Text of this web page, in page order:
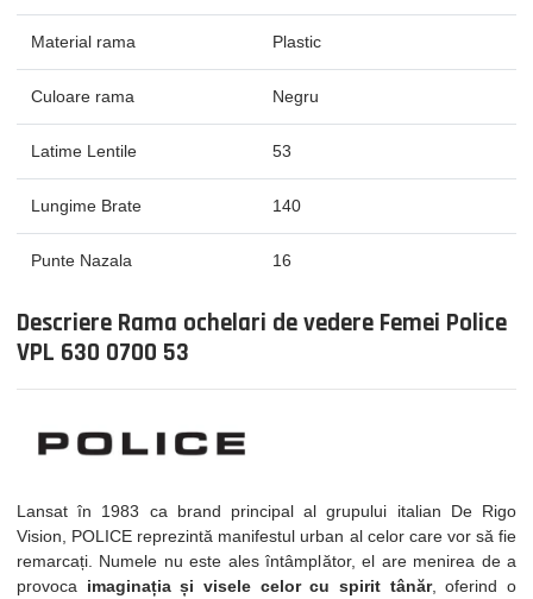
Material rama Plastic
Culoare rama Negru
Latime Lentile 53
Lungime Brate 140
Punte Nazala 16
Descriere Rama ochelari de vedere Femei Police
VPL 630 0700 53
Lansat în 1983 ca brand principal al grupului italian De Rigo
Vision, POLICE reprezintă manifestul urban al celor care vor să fie
remarcați. Numele nu este ales întâmplător, el are menirea de a
provoca imaginația și visele celor cu spirit tânăr, oferind o